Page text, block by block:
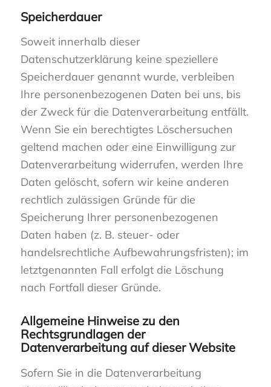
Speicherdauer
Soweit innerhalb dieser
Datenschutzerklärung keine speziellere
Speicherdauer genannt wurde, verbleiben
Ihre personenbezogenen Daten bei uns, bis
der Zweck für die Datenverarbeitung entfällt.
Wenn Sie ein berechtigtes Löschersuchen
geltend machen oder eine Einwilligung zur
Datenverarbeitung widerrufen, werden Ihre
Daten gelöscht, sofern wir keine anderen
rechtlich zulässigen Gründe für die
Speicherung Ihrer personenbezogenen
Daten haben (z. B. steuer- oder
handelsrechtliche Aufbewahrungsfristen); im
letztgenannten Fall erfolgt die Löschung
nach Fortfall dieser Gründe.
Allgemeine Hinweise zu den
Rechtsgrundlagen der
Datenverarbeitung auf dieser Website
Sofern Sie in die Datenverarbeitung